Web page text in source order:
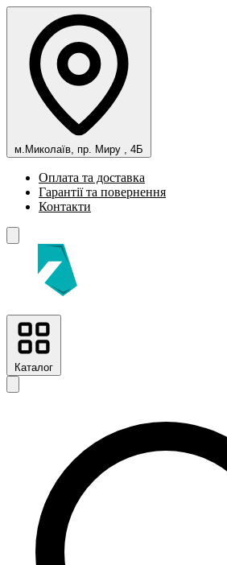
м.Миколаїв, пр. Миру , 4Б
Оплата та доставка
Гарантії та повернення
Контакти
Каталог